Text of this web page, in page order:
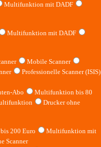
Multifunktion mit DADF
Multifunktion mit DADF
Mobile Scanner
Professionelle Scanner (ISIS)
Abo
Multifunktion bis 80
Drucker ohne
200 Euro
Multifunktion mit
Scanner